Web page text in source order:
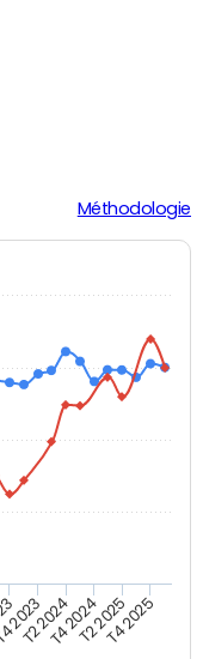
Méthodologie
2023
T2 2024T4 2024T2 2025T4 2025